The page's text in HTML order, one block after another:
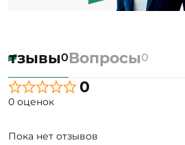
0Вопросы0
0
0 оценок
Пока нет отзывов